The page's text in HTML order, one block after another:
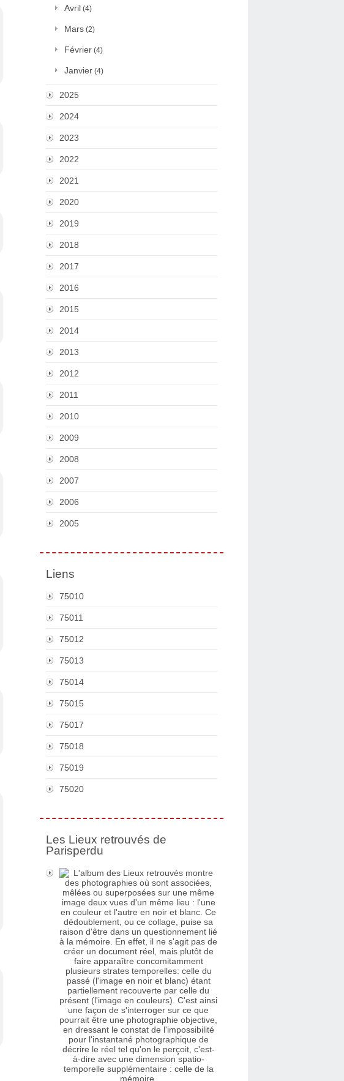
Avril (4)
Mars (2)
Février (4)
Janvier (4)
2025
2024
2023
2022
2021
2020
2019
2018
2017
2016
2015
2014
2013
2012
2011
2010
2009
2008
2007
2006
2005
Liens
75010
75011
75012
75013
75014
75015
75017
75018
75019
75020
Les Lieux retrouvés de
Parisperdu